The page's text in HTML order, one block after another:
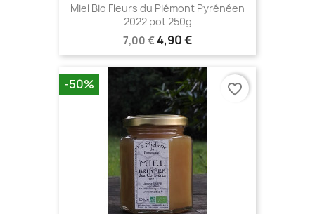
Miel Bio Fleurs du Piémont Pyrénéen
2022 pot 250g
7,00 €4,90 €
-50% favorite_border